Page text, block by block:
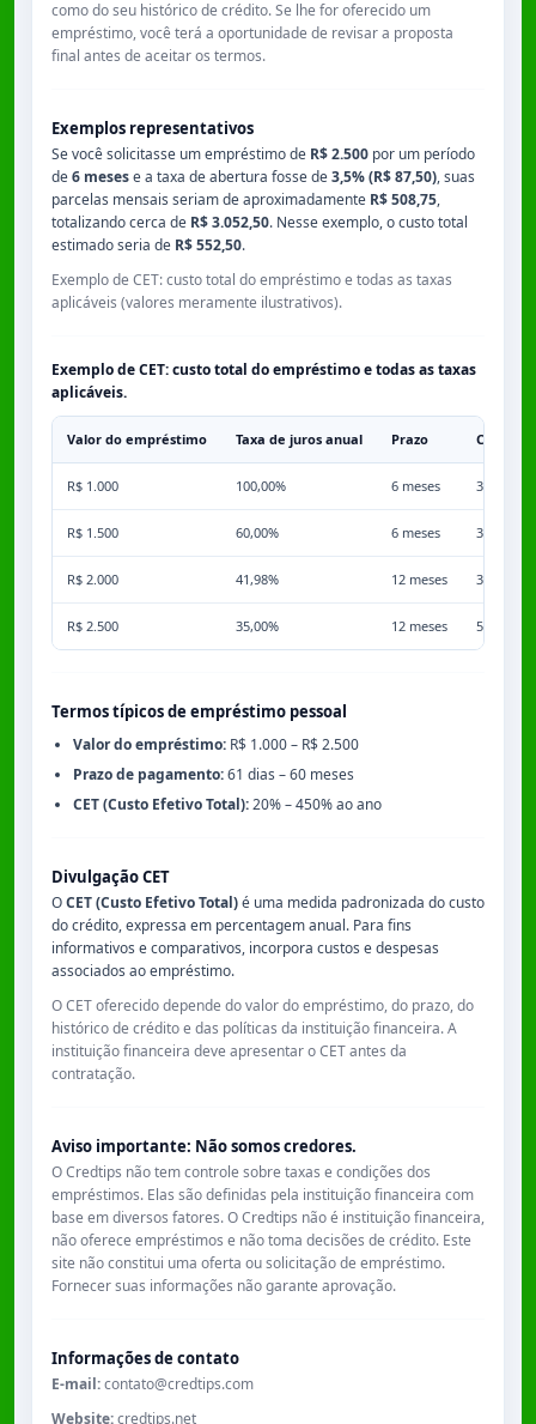
como do seu histórico de crédito. Se lhe for oferecido um
empréstimo, você terá a oportunidade de revisar a proposta
final antes de aceitar os termos.
Exemplos representativos
Se você solicitasse um empréstimo de R$ 2.500 por um período
de6 mesese a taxa de abertura fosse de3,5% (R$ 87,50), suas
parcelas mensais seriam de aproximadamente R$ 508,75,
totalizando cerca de R$ 3.052,50. Nesse exemplo, o custo total
estimado seria de R$ 552,50.
Exemplo de CET: custo total do empréstimo e todas as taxas
aplicáveis (valores meramente ilustrativos).
Exemplo de CET: custo total do empréstimo e todas as taxas
aplicáveis.
Valor do empréstimo Taxa de juros anual Prazo
R$ 1.000 100,00% 6 meses 3,50%
R$ 1.500 60,00% 6 meses 3,50%
R$ 2.000 41,98% 12 meses 3,50%
R$ 2.500 35,00% 12 meses 5,00%
Termos típicos de empréstimo pessoal
Valor do empréstimo: R$ 1.000 – R$ 2.500
Prazo de pagamento:61 dias – 60 meses
CET (Custo Efetivo Total):20% – 450% ao ano
Divulgação CET
OCET (Custo Efetivo Total)é uma medida padronizada do custo
do crédito, expressa em percentagem anual. Para fins
informativos e comparativos, incorpora custos e despesas
associados ao empréstimo.
O CET oferecido depende do valor do empréstimo, do prazo, do
histórico de crédito e das políticas da instituição financeira. A
instituição financeira deve apresentar o CET antes da
contratação.
Aviso importante: Não somos credores.
O Credtips não tem controle sobre taxas e condições dos
empréstimos. Elas são definidas pela instituição financeira com
base em diversos fatores. O Credtips não é instituição financeira,
não oferece empréstimos e não toma decisões de crédito. Este
site não constitui uma oferta ou solicitação de empréstimo.
Fornecer suas informações não garante aprovação.
Informações de contato
E-mail:contato@credtips.com
Website:credtips.net